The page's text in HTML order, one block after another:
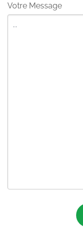
Votre Message